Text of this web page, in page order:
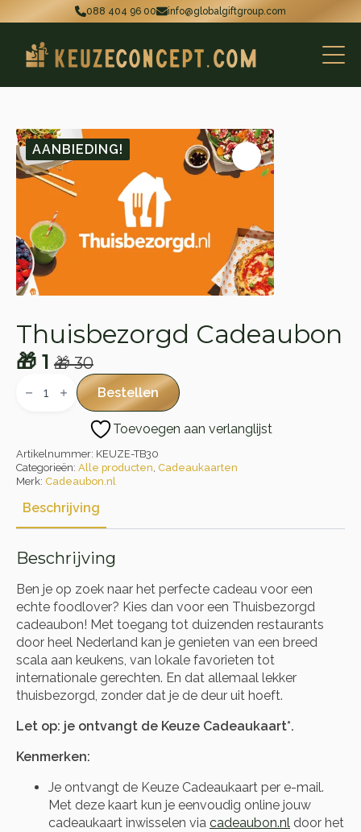
088 404 96 00 info@globalgiftgroup.com
AANBIEDING!
Thuisbezorgd Cadeaubon
🎁30
Oorspronkelijke
prijs
🎁 30.
🎁 1
Huidige
prijs
🎁 1.
Thuisbezorgd
Cadeaubon
Bestellen
Toevoegen aan verlanglijst
Artikelnummer: KEUZE-TB30
Categorieën: Alle producten, Cadeaukaarten
Merk: Cadeaubon.nl
Beschrijving
Beschrijving
Ben je op zoek naar het perfecte cadeau voor een
echte foodlover? Kies dan voor een Thuisbezorgd
cadeaubon! Met toegang tot duizenden restaurants
door heel Nederland kan je genieten van een breed
scala aan keukens, van lokale favorieten tot
internationale gerechten. En dat allemaal lekker
thuisbezorgd, zonder dat je de deur uit hoeft.
Let op: je ontvangt de Keuze Cadeaukaart*.
Kenmerken:
Je ontvangt de Keuze Cadeaukaart per e-mail.
Met deze kaart kun je eenvoudig online jouw
cadeaukaart inwisselen via cadeaubon.nl door het